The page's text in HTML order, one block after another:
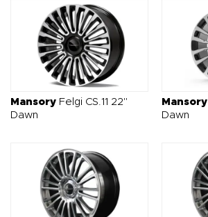
Mansory Felgi CS.11 22"
Dawn
Mansory
Dawn